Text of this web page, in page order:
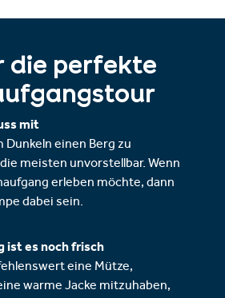
die perfekte
mit
Dunkeln einen Berg zu
meisten unvorstellbar. Wenn
erleben möchte, dann
dabei sein.
ist es noch frisch
eine Mütze,
warme Jacke mitzuhaben,